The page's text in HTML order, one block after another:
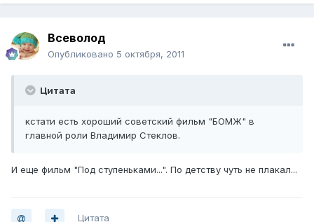
Всеволод
Опубликовано 5 октября, 2011
Цитата
кстати есть хороший советский фильм "БОМЖ" в
главной роли Владимир Стеклов.
И еще фильм "Под ступеньками...". По детству чуть не плакал...
Цитата